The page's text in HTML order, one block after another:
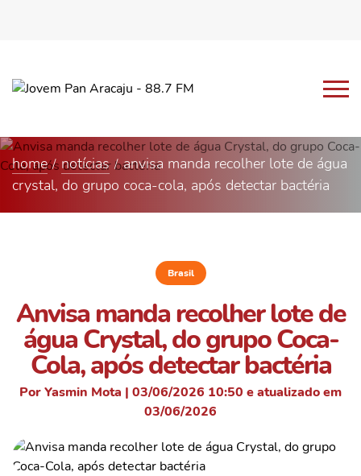
home notícias
anvisa manda recolher lote de água
crystal, do grupo coca-cola, após detectar bactéria
Brasil
Anvisa manda recolher lote de
água Crystal, do grupo Coca-
Cola, após detectar bactéria
Por Yasmin Mota | 03/06/2026 10:50 e atualizado em
03/06/2026